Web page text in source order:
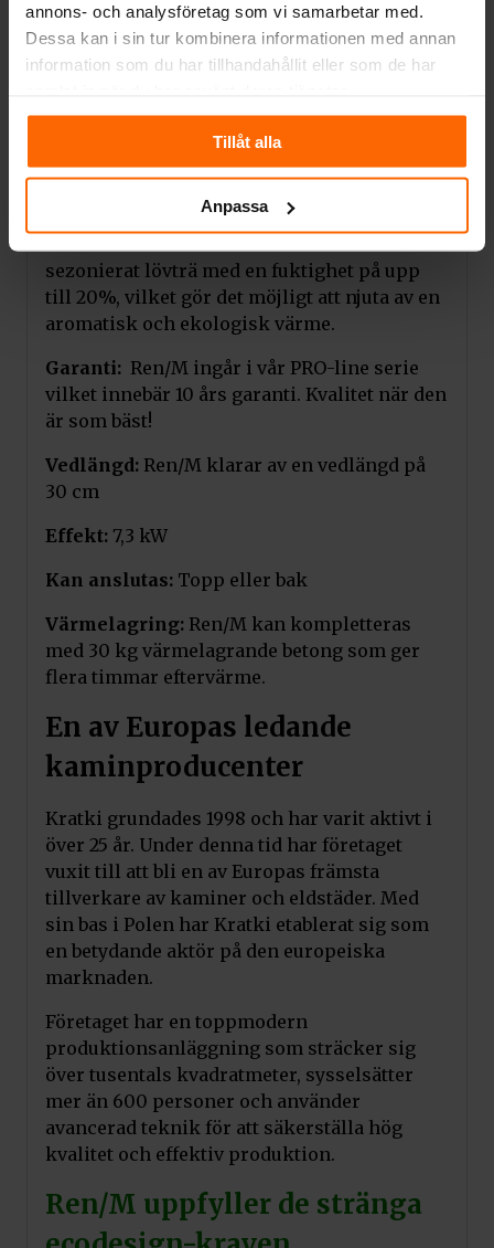
annons- och analysföretag som vi samarbetar med.
Dessa kan i sin tur kombinera informationen med annan
information som du har tillhandahållit eller som de har
Tillåt alla
Anpassa
Asklåda:Den inbyggda asklådan ger
användarvänlighet och enkel rengöring.
luftintaget på 100 mm ger en konstant
tillförsel av frisk luft till förbränningen,
vilket påverkar effektiviteten och
användningens ekologiska aspekter.
sezonierat lövträ med en fuktighet på upp
till 20%, vilket gör det möjligt att njuta av en
aromatisk och ekologisk värme.
Garanti: Ren/M ingår i vår PRO-line serie
vilket innebär 10 års garanti. Kvalitet när den
är som bäst!
Vedlängd: Ren/M klarar av en vedlängd på
30 cm
Effekt: 7,3 kW
Kan anslutas: Topp eller bak
Värmelagring: Ren/M kan kompletteras
med 30 kg värmelagrande betong som ger
flera timmar eftervärme.
En av Europas ledande
kaminproducenter
Kratki grundades 1998 och har varit aktivt i
över 25 år. Under denna tid har företaget
vuxit till att bli en av Europas främsta
tillverkare av kaminer och eldstäder. Med
sin bas i Polen har Kratki etablerat sig som
en betydande aktör på den europeiska
marknaden.
Företaget har en toppmodern
produktionsanläggning som sträcker sig
över tusentals kvadratmeter, sysselsätter
mer än 600 personer och använder
avancerad teknik för att säkerställa hög
kvalitet och effektiv produktion.
Ren/M uppfyller de stränga